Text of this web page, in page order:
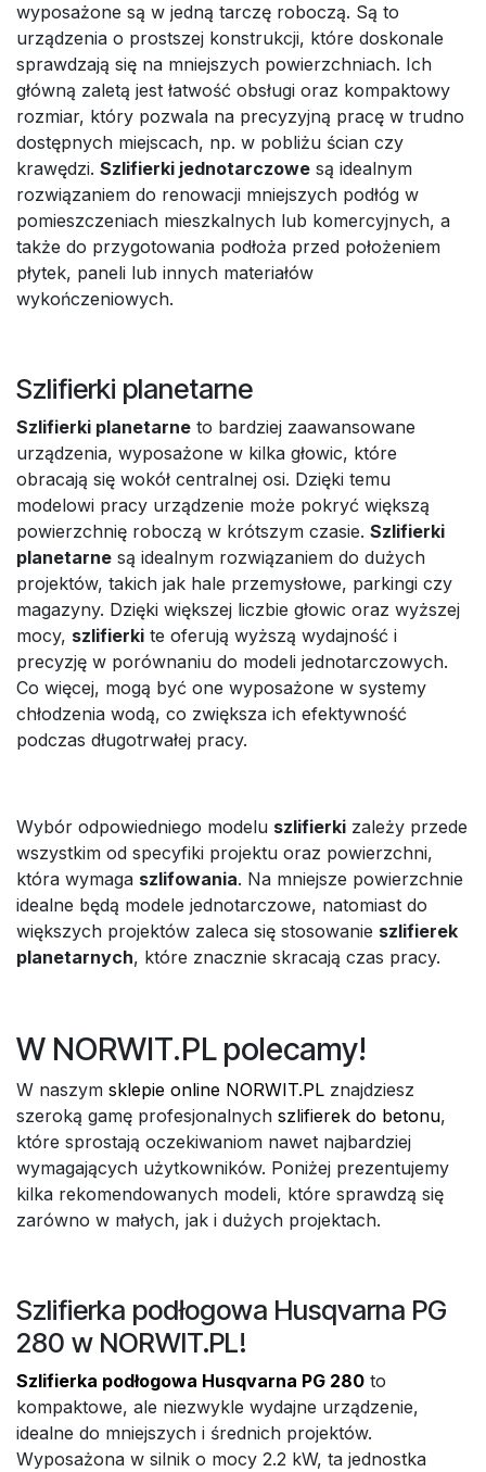
wyposażone są w jedną tarczę roboczą. Są to
urządzenia o prostszej konstrukcji, które doskonale
sprawdzają się na mniejszych powierzchniach. Ich
główną zaletą jest łatwość obsługi oraz kompaktowy
rozmiar, który pozwala na precyzyjną pracę w trudno
dostępnych miejscach, np. w pobliżu ścian czy
krawędzi. Szlifierki jednotarczowe są idealnym
rozwiązaniem do renowacji mniejszych podłóg w
pomieszczeniach mieszkalnych lub komercyjnych, a
także do przygotowania podłoża przed położeniem
płytek, paneli lub innych materiałów
wykończeniowych.
Szlifierki planetarne
Szlifierki planetarne to bardziej zaawansowane
urządzenia, wyposażone w kilka głowic, które
obracają się wokół centralnej osi. Dzięki temu
modelowi pracy urządzenie może pokryć większą
powierzchnię roboczą w krótszym czasie. Szlifierki
planetarne są idealnym rozwiązaniem do dużych
projektów, takich jak hale przemysłowe, parkingi czy
magazyny. Dzięki większej liczbie głowic oraz wyższej
mocy, szlifierki te oferują wyższą wydajność i
precyzję w porównaniu do modeli jednotarczowych.
Co więcej, mogą być one wyposażone w systemy
chłodzenia wodą, co zwiększa ich efektywność
podczas długotrwałej pracy.
Wybór odpowiedniego modelu szlifierki zależy przede
wszystkim od specyfiki projektu oraz powierzchni,
która wymaga szlifowania. Na mniejsze powierzchnie
idealne będą modele jednotarczowe, natomiast do
większych projektów zaleca się stosowanie szlifierek
planetarnych, które znacznie skracają czas pracy.
W NORWIT.PL polecamy!
W naszym sklepie online NORWIT.PL znajdziesz
szeroką gamę profesjonalnych szlifierek do betonu,
które sprostają oczekiwaniom nawet najbardziej
wymagających użytkowników. Poniżej prezentujemy
kilka rekomendowanych modeli, które sprawdzą się
zarówno w małych, jak i dużych projektach.
Szlifierka podłogowa Husqvarna PG
280 w NORWIT.PL!
Szlifierka podłogowa Husqvarna PG 280 to
kompaktowe, ale niezwykle wydajne urządzenie,
idealne do mniejszych i średnich projektów.
Wyposażona w silnik o mocy 2.2 kW, ta jednostka